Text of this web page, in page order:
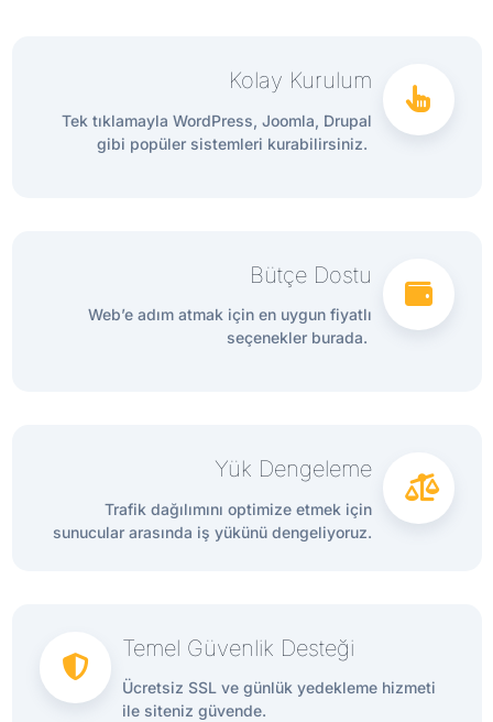
Kolay Kurulum
Tek tıklamayla WordPress, Joomla, Drupal
gibi popüler sistemleri kurabilirsiniz.
Bütçe Dostu
Web’e adım atmak için en uygun fiyatlı
seçenekler burada.
Yük Dengeleme
Trafik dağılımını optimize etmek için
sunucular arasında iş yükünü dengeliyoruz.
Temel Güvenlik Desteği
Ücretsiz SSL ve günlük yedekleme hizmeti
ile siteniz güvende.